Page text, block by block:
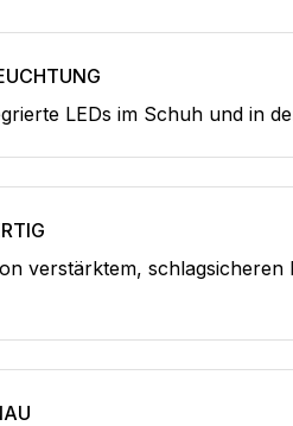
LEDs im Schuh und in
verstärktem, schlagsicheren